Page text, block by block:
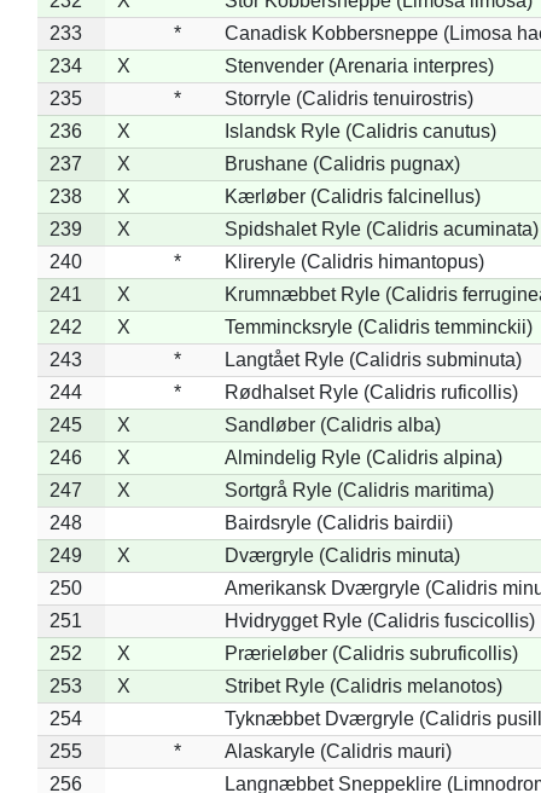
233
*
Canadisk Kobbersneppe (Limosa
234
X
Stenvender (Arenaria interpres)
235
*
Storryle (Calidris tenuirostris)
236
X
Islandsk Ryle (Calidris canutus)
237
X
Brushane (Calidris pugnax)
238
X
Kærløber (Calidris falcinellus)
239
X
Spidshalet Ryle (Calidris acuminata)
240
*
Klireryle (Calidris himantopus)
241
X
Krumnæbbet Ryle (Calidris
242
X
Temmincksryle (Calidris temminckii)
243
*
Langtået Ryle (Calidris subminuta)
244
*
Rødhalset Ryle (Calidris ruficollis)
245
X
Sandløber (Calidris alba)
246
X
Almindelig Ryle (Calidris alpina)
247
X
Sortgrå Ryle (Calidris maritima)
248
Bairdsryle (Calidris bairdii)
249
X
Dværgryle (Calidris minuta)
250
Amerikansk Dværgryle (Calidris
251
Hvidrygget Ryle (Calidris fuscicollis)
252
X
Prærieløber (Calidris subruficollis)
253
X
Stribet Ryle (Calidris melanotos)
254
Tyknæbbet Dværgryle (Calidris
255
*
Alaskaryle (Calidris mauri)
256
Langnæbbet Sneppeklire